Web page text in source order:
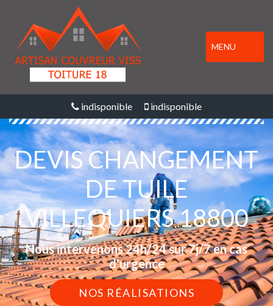
MENU
indisponible indisponible
DEVIS CHANGEMENT
DE TUILE
VILLEQUIERS 18800
Nous intervenons 24h/24 sur 7j/7 en cas
d'urgence
NOS RÉALISATIONS